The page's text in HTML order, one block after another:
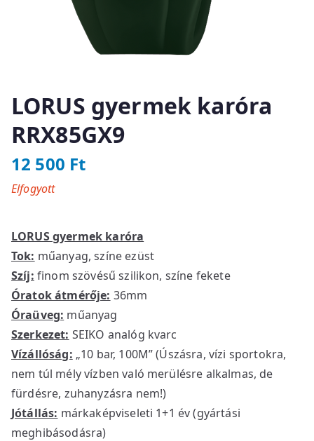
LORUS gyermek karóra
RRX85GX9
12 500 Ft
LORUS gyermek karóra
Tok: műanyag, színe ezüst
Szíj: finom szövésű szilikon, színe fekete
Óratok átmérője: 36mm
Óraüveg: műanyag
Szerkezet: SEIKO analóg kvarc
Vízállóság: „10 bar, 100M” (Úszásra, vízi sportokra,
nem túl mély vízben való merülésre alkalmas, de
fürdésre, zuhanyzásra nem!)
Jótállás: márkaképviseleti 1+1 év (gyártási
meghibásodásra)
Elfogyott